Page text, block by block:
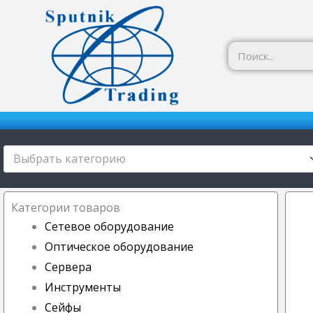
Перейти
содержимому
Выбрать категорию
Категории товаров
Сетевое оборудование
Оптическое оборудование
Сервера
Инструменты
Сейфы